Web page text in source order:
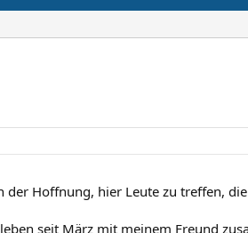
der Hoffnung, hier Leute zu treffen,
seit März mit meinem Freund